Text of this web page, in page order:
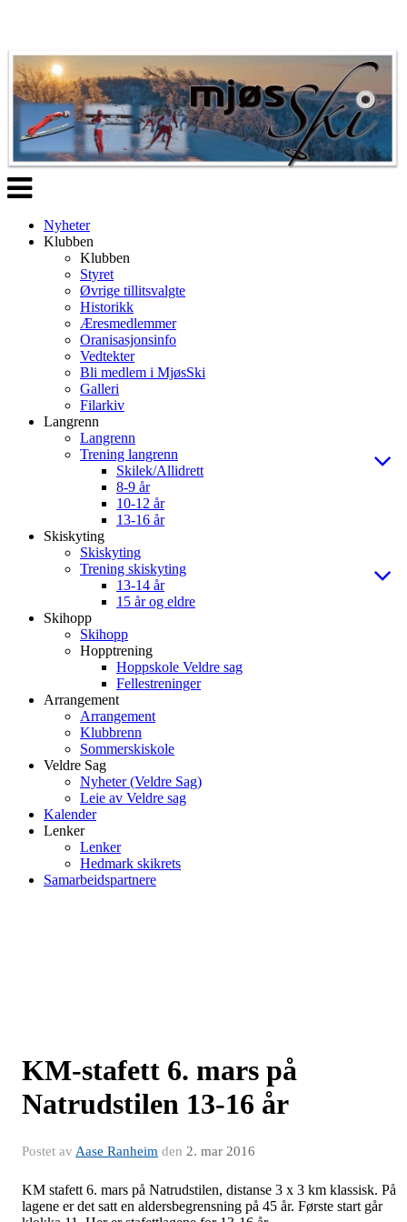
Veksle
navigasjon
Nyheter
Klubben
Klubben
Styret
Øvrige tillitsvalgte
Historikk
Æresmedlemmer
Oranisasjonsinfo
Vedtekter
Bli medlem i MjøsSki
Galleri
Filarkiv
Langrenn
Langrenn
Trening langrenn
Skilek/Allidrett
8-9 år
10-12 år
13-16 år
Skiskyting
Skiskyting
Trening skiskyting
13-14 år
15 år og eldre
Skihopp
Skihopp
Hopptrening
Hoppskole Veldre sag
Fellestreninger
Arrangement
Arrangement
Klubbrenn
Sommerskiskole
Veldre Sag
Nyheter (Veldre Sag)
Leie av Veldre sag
Kalender
Lenker
Lenker
Hedmark skikrets
Samarbeidspartnere
KM-stafett 6. mars på
Natrudstilen 13-16 år
Postet av Aase Ranheim den 2. mar 2016
KM stafett 6. mars på Natrudstilen, distanse 3 x 3 km klassisk. På
lagene er det satt en aldersbegrensning på 45 år. Første start går